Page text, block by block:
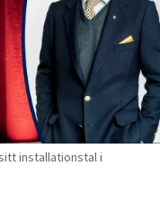
installationstal i